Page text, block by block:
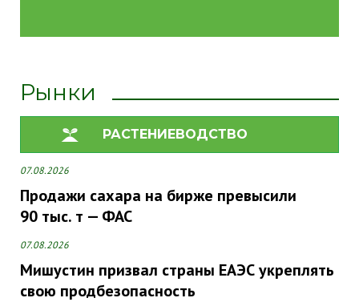
Рынки
РАСТЕНИЕВОДСТВО
07.08.2026
Продажи сахара на бирже превысили
90 тыс. т — ФАС
07.08.2026
Мишустин призвал страны ЕАЭС укреплять
свою продбезопасность